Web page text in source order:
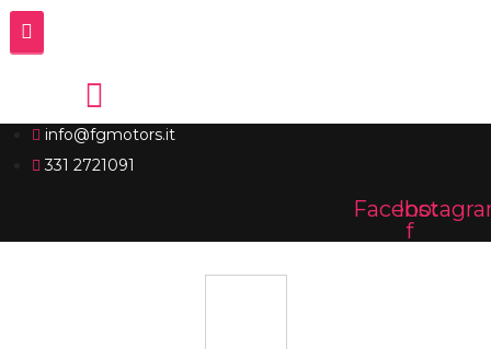
info@fgmotors.it
331 2721091
Facebook-
f